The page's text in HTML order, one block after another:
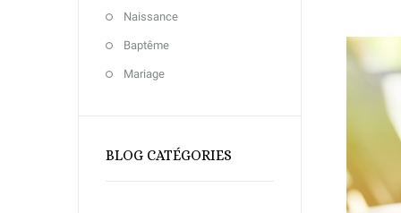
Naissance
Baptême
Mariage
BLOG CATÉGORIES